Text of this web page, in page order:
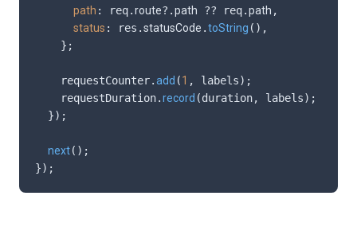
path : req.route?.path ?? req.path ,
status : res.statusCode .toString (),
    };
    requestCounter.
add (1 , labels);
    requestDuration.
record (duration, labels);
  });
next();
});